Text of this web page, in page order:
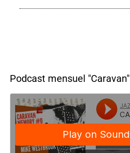
Podcast mensuel "Caravan"